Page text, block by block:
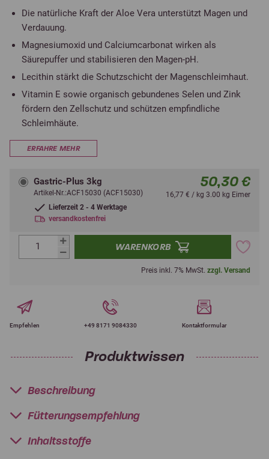
Die natürliche Kraft der Aloe Vera unterstützt Magen und
Verdauung.
Magnesiumoxid und Calciumcarbonat wirken als
Säurepuffer und stabilisieren den Magen-pH.
Lecithin stärkt die Schutzschicht der Magenschleimhaut.
Vitamin E sowie organisch gebundenes Selen und Zink
fördern den Zellschutz und schützen empfindliche
Schleimhäute.
ERFAHRE MEHR
Gastric-Plus 3kg
Artikel-Nr.:ACF15030 (ACF15030)
Lieferzeit 2 - 4 Werktage
versandkostenfrei
50,30 €
16,77 € / kg 3.00 kg Eimer
WARENKORB
Preis inkl. 7% MwSt. zzgl. Versand
Empfehlen +49 8171 9084330 Kontaktformular
Produktwissen
Beschreibung
Fütterungsempfehlung
Inhaltsstoffe